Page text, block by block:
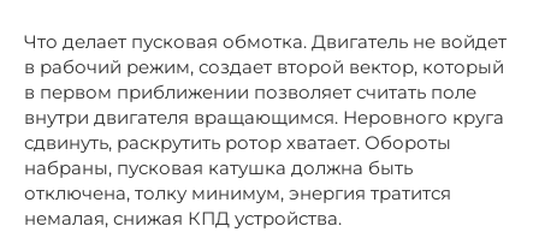
Что делает пусковая обмотка. Двигатель не войдет
в рабочий режим, создает второй вектор, который
в первом приближении позволяет считать поле
внутри двигателя вращающимся. Неровного круга
сдвинуть, раскрутить ротор хватает. Обороты
набраны, пусковая катушка должна быть
отключена, толку минимум, энергия тратится
немалая, снижая КПД устройства.